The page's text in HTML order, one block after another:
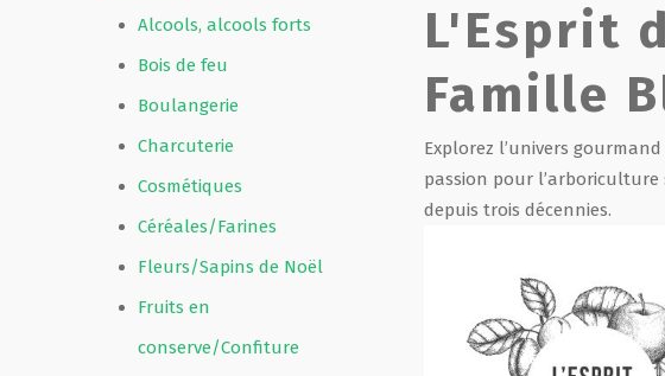
Alcools, alcools forts
Bois de feu
Boulangerie
Charcuterie
Cosmétiques
Céréales/Farines
Fleurs/Sapins de Noël
Fruits en
conserve/Confiture
L'Esprit
Famille
Explorez l’univers
passion pour
depuis trois décennies.
Revue de presse
Guide de la vente directe
Fête Marché Paysan